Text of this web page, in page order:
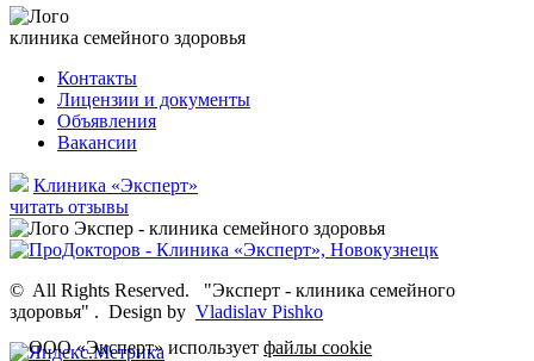
клиника семейного здоровья
Контакты
Лицензии и документы
Объявления
Вакансии
Клиника «Эксперт»
читать отзывы
© All Rights Reserved.
"Эксперт - клиника семейного
здоровья" . Design by Vladislav Pishko
ООО «Эксперт» используетфайлы cookie